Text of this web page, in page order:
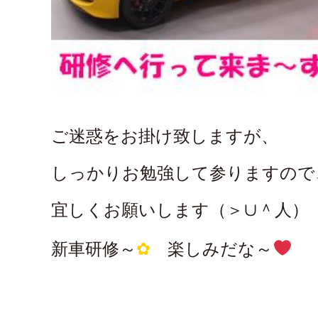
ご迷惑をお掛け致しますが、
しっかりお勉強して参りますの
宜しくお願いします（＞∪＾人）
新車研修～ ✿ 楽しみだな～